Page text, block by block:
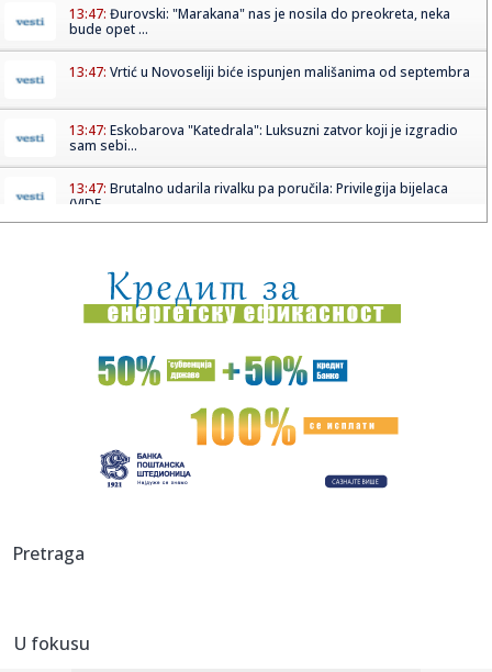
13:47: Đurovski: "Marakana" nas je nosila do preokreta, neka
bude opet ...
13:47: Vrtić u Novoseliji biće ispunjen mališanima od septembra
13:47: Eskobarova "Katedrala": Luksuzni zatvor koji je izgradio
sam sebi...
13:47: Brutalno udarila rivalku pa poručila: Privilegija bijelaca
(VIDE...
13:45:Zenit stiže u Beograd i testira Partizan
13:43:Nizak nivo Dunava otkrio most rimskog cara Konstantina I
u Bugars...
Vučić otkrio koliko ljudi je već na platformi "Ko si, bre, ti?...
13:34:U Sloveniji od utorka jeftinije gorivo
novo ime i grb, ev...
13:33:
Pretraga
U fokusu